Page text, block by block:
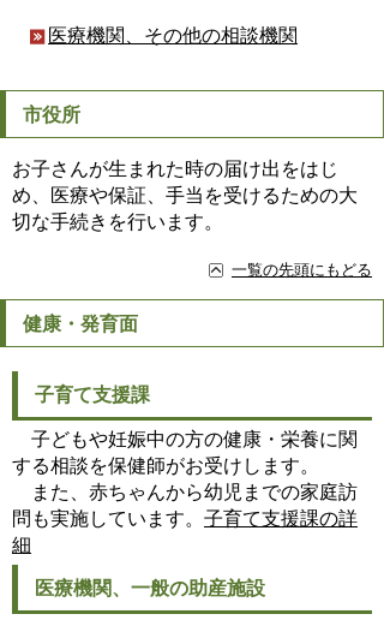
医療機関、その他の相談機関
市役所
お子さんが生まれた時の届け出をはじ
め、医療や保証、手当を受けるための大
切な手続きを行います。
一覧の先頭にもどる
健康・発育面
子育て支援課
子どもや妊娠中の方の健康・栄養に関
する相談を保健師がお受けします。
また、赤ちゃんから幼児までの家庭訪
問も実施しています。 子育て支援課の詳
細
医療機関、一般の助産施設